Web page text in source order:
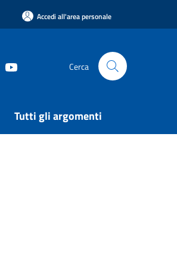
Accedi all'area personale
Cerca
Tutti gli argomenti